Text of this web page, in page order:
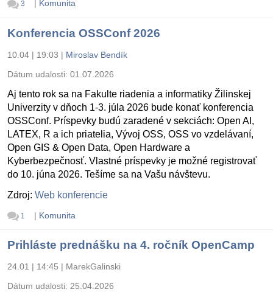
3 Komunita
Konferencia OSSConf 2026
10.04 | 19:03 | Miroslav Bendík
Dátum udalosti: 01.07.2026
Aj tento rok sa na Fakulte riadenia a informatiky Žilinskej
Univerzity v dňoch 1-3. júla 2026 bude konať konferencia
OSSConf. Príspevky budú zaradené v sekciách: Open AI,
LATEX, R a ich priatelia, Vývoj OSS, OSS vo vzdelávaní,
Open GIS & Open Data, Open Hardware a
Kyberbezpečnosť. Vlastné príspevky je možné registrovať
do 10. júna 2026. Tešíme sa na Vašu návštevu.
Zdroj: Web konferencie
1 | Komunita
Prihláste prednášku na 4. ročník OpenCamp
24.01 | 14:45 | MarekGalinski
Dátum udalosti: 25.04.2026